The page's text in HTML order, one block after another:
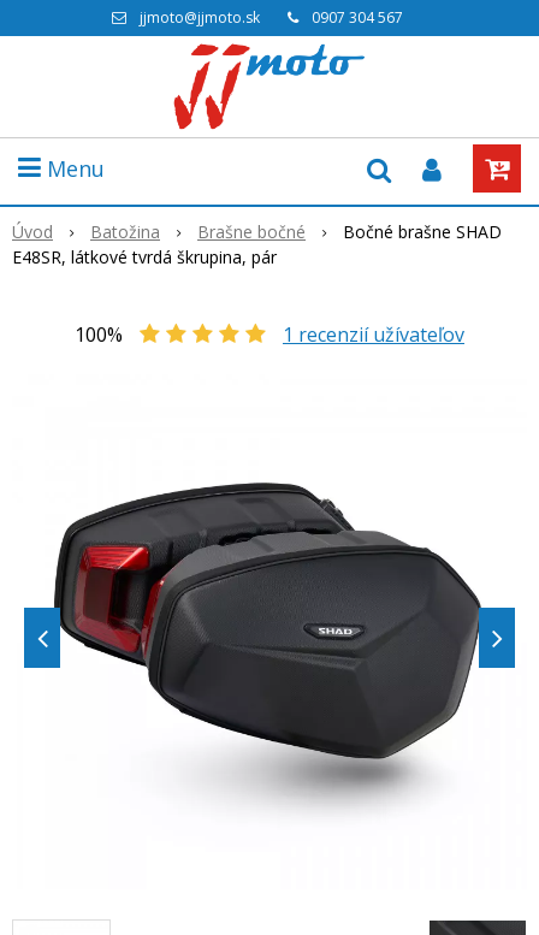
jjmoto@jjmoto.sk 0907 304 567
Menu
Úvod Batožina Brašne bočné
Bočné brašne SHAD
E48SR, látkové tvrdá škrupina, pár
100% 1 recenzií užívateľov